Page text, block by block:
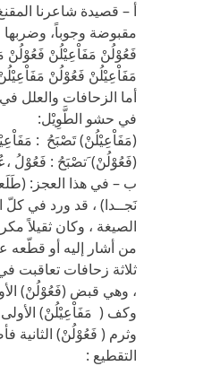
أ – قصيدة شاعرنا
مقبوضة وجوباً، وضربها
فَعُوْلُنْ مَفَاْعِيْلُنْ
مَفَاْعِيْلُنْ فَعُوْلُنْ
أما الزحافات والعلل
في حشو الطَّوِيْل:
(مَفَاْعِيْلُنْ) تَصْبَحُ :
(فَعُوْلُنْ) َتصْبَحُ : فَعُوْلُ
ب – في هذا العجز:
نَجــدا) ، قد ورد في كلّ
الصيغة ، وكان ثقيلاً
من أشار إليه أو قطّعه
ثلاثة زحافات تعاقبت
، وهي قبض (فَعُوْلُنْ)
وكف ( مَفَاْعِيْلُنْ)
وثرم ( فَعُوْلُنْ) الثانية
التقطيع :